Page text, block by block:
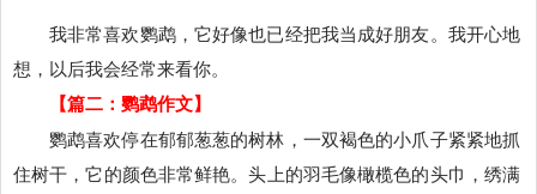
我非常喜欢鹦鹉，它好像也已经把我当成好朋友。我开心地
想，以后我会经常来看你。
【篇二：鹦鹉作文】
鹦鹉喜欢停在郁郁葱葱的树林，一双褐色的小爪子紧紧地抓
住树干，它的颜色非常鲜艳。头上的羽毛像橄榄色的头巾，绣满